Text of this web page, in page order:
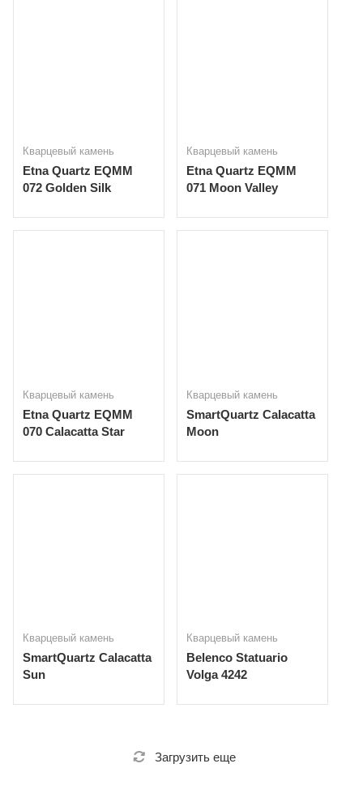
Кварцевый камень
Etna Quartz EQMM
072 Golden Silk
Кварцевый камень
Etna Quartz EQMM
071 Moon Valley
Кварцевый камень
Etna Quartz EQMM
070 Calacatta Star
Кварцевый камень
SmartQuartz Calacatta
Moon
Кварцевый камень
SmartQuartz Calacatta
Sun
Кварцевый камень
Belenco Statuario
Volga 4242
Загрузить еще